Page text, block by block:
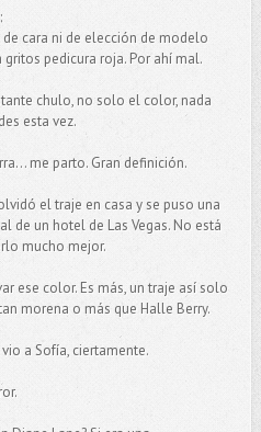
cara ni de elección de modelo
pedicura roja. Por ahí mal.
chulo, no solo el color, nada
esta vez.
me parto. Gran definición.
el traje en casa y se puso una
de un hotel de Las Vegas. No está
mucho mejor.
ese color. Es más, un traje así solo
morena o más que Halle Berry.
a Sofía, ciertamente.